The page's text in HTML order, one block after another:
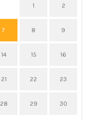
1 2
7 8 9
14 15 16
21 22 23
28 29 30